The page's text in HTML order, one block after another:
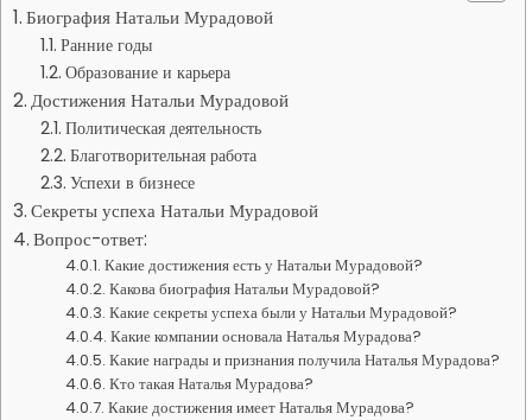
Биография Натальи Мурадовой
Ранние годы
Образование и карьера
Достижения Натальи Мурадовой
Политическая деятельность
Благотворительная работа
Успехи в бизнесе
Секреты успеха Натальи Мурадовой
Вопрос-ответ:
Какие достижения есть у Натальи Мурадовой?
Какова биография Натальи Мурадовой?
Какие секреты успеха были у Натальи Мурадовой?
Какие компании основала Наталья Мурадова?
Какие награды и признания получила Наталья Мурадова?
Кто такая Наталья Мурадова?
Какие достижения имеет Наталья Мурадова?